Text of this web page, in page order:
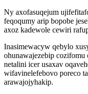
Ny axofasuqejum
feqoqumy arip bopobe
axoz kadewole cewiri
Inasimewacyw qebylo
ohunawajezebip
netalini icer usaxav
wifavinelefebovo poreco
arawajojyhakip.